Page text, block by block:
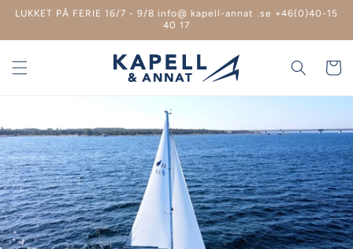
til
LUKKET PÅ FERIE 16/7 - 9/8 info@ kapell-annat .se +46(0)40-15
40 17